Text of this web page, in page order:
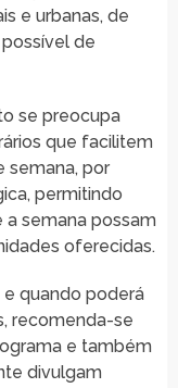
e urbanas, de
de
se preocupa
que facilitem
semana, por
permitindo
semana possam
oferecidas.
quando poderá
recomenda-se
e também
divulgam